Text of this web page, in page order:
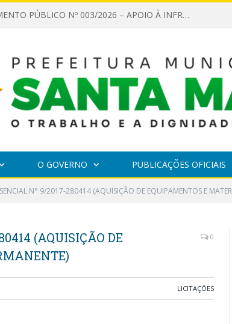
EDITAL DE CHAMAMENTO PÚBLICO Nº 003/2026 – APOIO À INFRAESTRUTURA CULTURAL
O GOVERNO PUBLICAÇÕES OFICIAIS
N° 9/2017-280414 (AQUISIÇÃO DE EQUIPAMENTOS E
(AQUISIÇÃO DE
0
LICITAÇÕES